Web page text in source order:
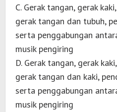
C. Gerak tangan, gerak
gerak tangan dan tubuh,
serta penggabungan
musik pengiring
D. Gerak tangan, gerak
gerak tangan dan kaki,
serta penggabungan
musik pengiring